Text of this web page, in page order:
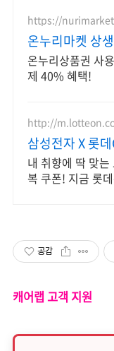
https://
온누리마켓 상
온누리상품권 사
제 40% 혜택!
http://
삼성전자 X 롯
5천원 혜택!
내 취향에 딱 맞
복 쿠폰! 지금 롯
공감
캐어랩 고객 지원